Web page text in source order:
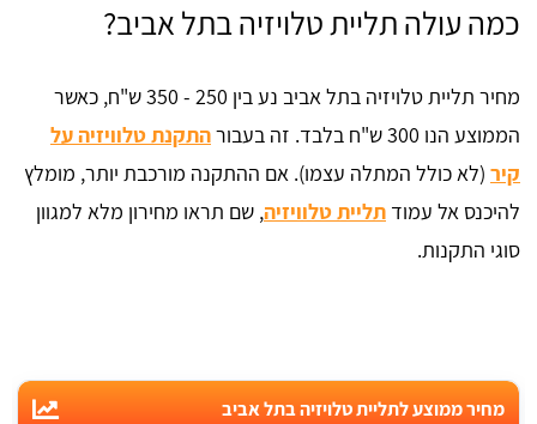
כמה עולה תליית טלויזיה בתל אביב?
מחיר תליית טלויזיה בתל אביב נע בין 250 - 350 ש"ח, כאשר
הממוצע הנו 300 ש"ח בלבד. זה בעבור
התקנת טלוויזיה על
קיר (לא כולל המתלה עצמו). אם ההתקנה מורכבת יותר, מומלץ
להיכנס אל עמוד תליית טלוויזיה, שם תראו מחירון מלא למגוון
סוגי התקנות.
מחיר ממוצע לתליית טלויזיה בתל אביב